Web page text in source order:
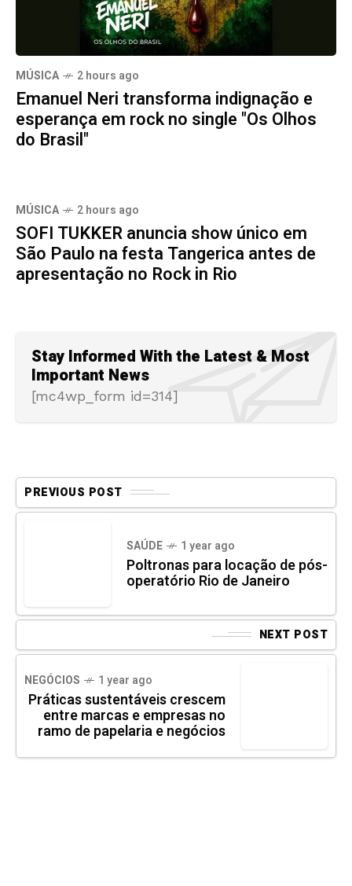
MÚSICA 2 hours ago
Emanuel Neri transforma indignação e
esperança em rock no single "Os Olhos
do Brasil"
MÚSICA 2 hours ago
SOFI TUKKER anuncia show único em
São Paulo na festa Tangerica antes de
apresentação no Rock in Rio
Stay Informed With the Latest & Most
Important News
[mc4wp_form id=314]
PREVIOUS POST
SAÚDE 1 year ago
Poltronas para locação de pós-
operatório Rio de Janeiro
NEXT POST
NEGÓCIOS 1 year ago
Práticas sustentáveis crescem
entre marcas e empresas no
ramo de papelaria e negócios